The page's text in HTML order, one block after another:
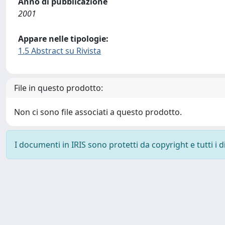
2001
Appare nelle tipologie:
1.5 Abstract su Rivista
File in questo prodotto:
Non ci sono file associati a questo prodotto.
I documenti in IRIS sono protetti da copyright e tutti i